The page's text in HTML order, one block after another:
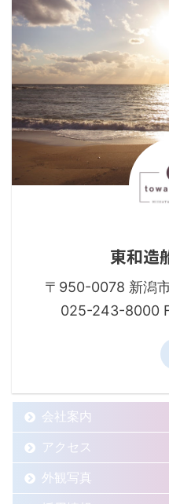
東和造
〒950-0078 新潟
025-243-8000
会社案内
アクセス
外観写真